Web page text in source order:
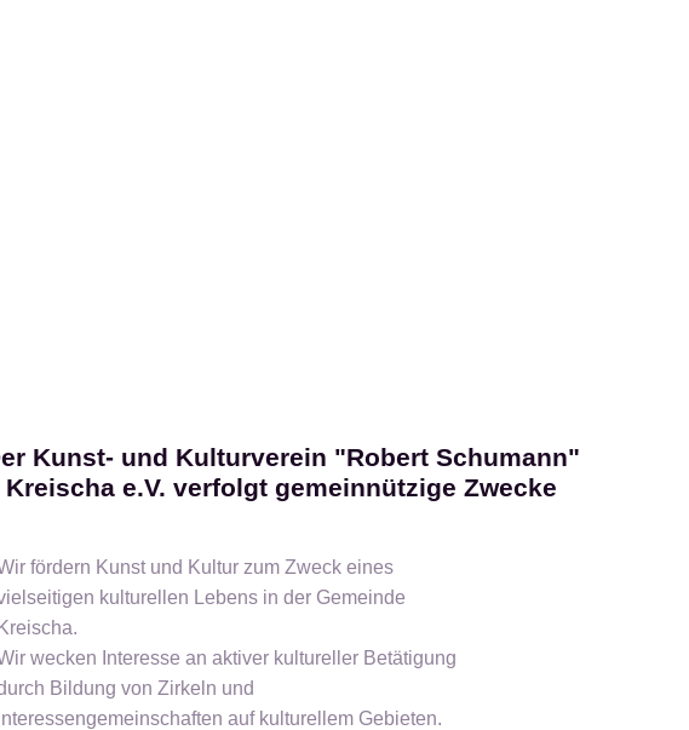
Kunst- und Kulturverein "Robert Schumann"
Kreischa e.V. verfolgt gemeinnützige Zwecke
fördern Kunst und Kultur zum Zweck eines
kulturellen Lebens in der Gemeinde
wecken Interesse an aktiver kultureller Betätigung
Bildung von Zirkeln und
auf kulturellem Gebieten.